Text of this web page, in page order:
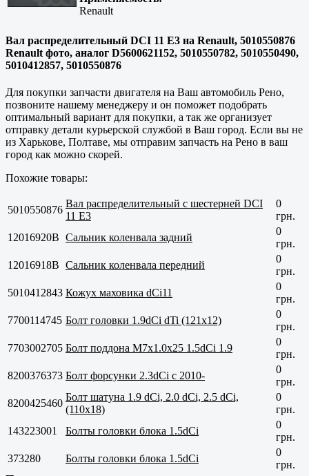
Renault
Вал распределительный DCI 11 E3 на Renault, 5010550876
Renault фото, аналог D5600621152, 5010550782, 5010550490,
5010412857, 5010550876
Для покупки запчасти двигателя на Ваш автомобиль Рено,
позвоните нашему менеджеру и он поможет подобрать
оптимальный вариант для покупки, а так же организует
отправку детали курьерской службой в Ваш город. Если вы не
из Харькове, Полтаве, мы отправим запчасть на Рено в ваш
город как можно скорей.
Похожие товары:
5010550876
Вал распределительный с шестерней DCI
11 E3
0
грн.
12016920B Сальник коленвала задний
0
грн.
12016918B Сальник коленвала передний
0
грн.
5010412843 Кожух маховика dCi11
0
грн.
7700114745 Болт головки 1.9dCi dTi (121x12)
0
грн.
7703002705 Болт поддона M7x1.0x25 1.5dCi 1.9
0
грн.
8200376373 Болт форсунки 2.3dCi с 2010-
0
грн.
8200425460
Болт шатуна 1.9 dCi, 2.0 dCi, 2.5 dCi,
(110x18)
0
грн.
143223001
Болты головки блока 1.5dCi
0
грн.
373280
Болты головки блока 1.5dCi
0
грн.